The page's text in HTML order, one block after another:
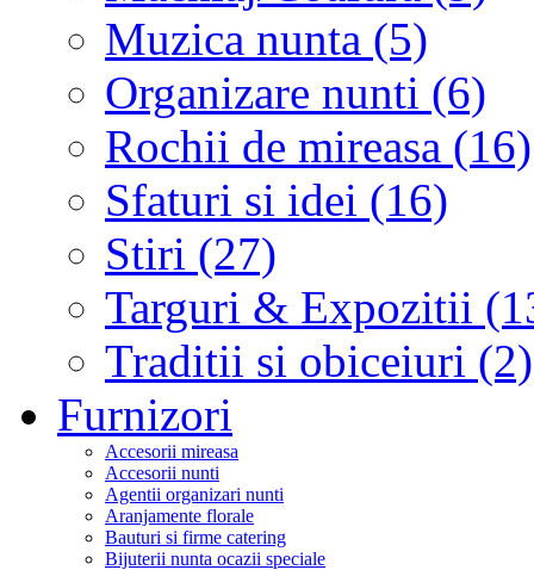
Muzica nunta (5)
Organizare nunti (6)
Rochii de mireasa (16)
Sfaturi si idei (16)
Stiri (27)
Targuri & Expozitii
Traditii si obiceiuri (2)
Furnizori
Accesorii mireasa
Accesorii nunti
Agentii organizari nunti
Aranjamente florale
Bauturi si firme catering
Bijuterii nunta ocazii speciale